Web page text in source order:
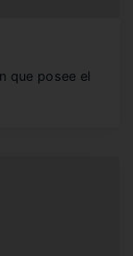
que posee el